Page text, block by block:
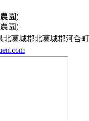
北葛城郡北葛城郡河合